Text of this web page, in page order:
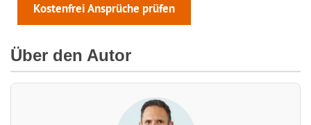
Kostenfrei Ansprüche prüfen
Über den Autor